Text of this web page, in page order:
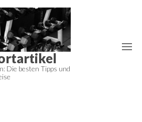
Die besten Tipps und